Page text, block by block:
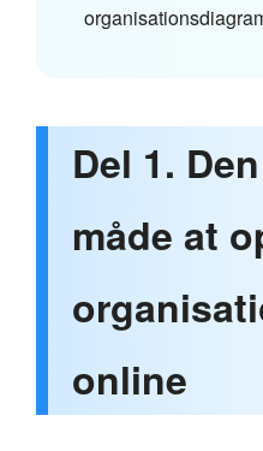
Del 1.
måde at
online